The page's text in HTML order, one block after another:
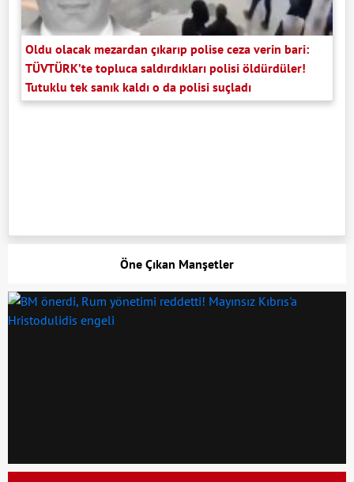
Oldu olacak mezardan çıkarıp polise ceza verin bari:
TÜVTÜRK’te topluca saldırdıkları polisi öldürdüler!
Tutuklu tek sanık kaldı o da polisi suçladı
Öne Çıkan Manşetler